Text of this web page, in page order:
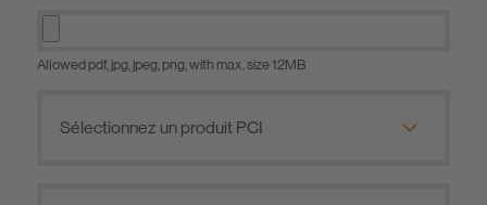
Allowed pdf, jpg, jpeg, png, with max. size 12MB